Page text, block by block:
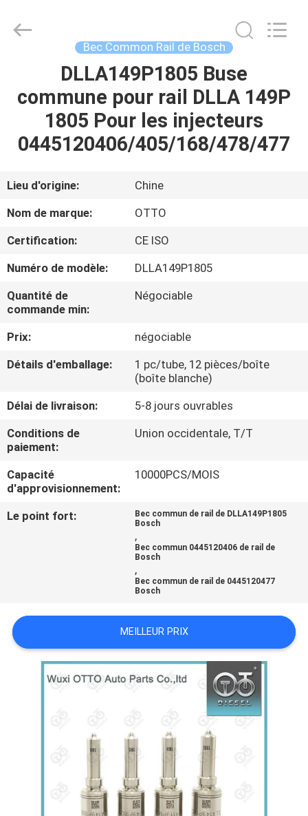
LA
MAISON
À
PROPOS
NOUS
DE
L'USINE
CONTRÔLE
QUALITÉ
CONTACTEZ-
AFFAIRES
PLAN
OTTO
AUTO
Bec Common Rail de Bosch
DLLA149P1805 Buse
commune pour rail DLLA 149P
1805 Pour les injecteurs
0445120406/405/168/478/477
Lieu d'origine:
Chine
Nom de marque:
OTTO
Certification:
CE ISO
Numéro de modèle:
DLLA149P1805
Quantité de
commande min:
Négociable
Prix:
négociable
Détails d'emballage:
1 pc/tube, 12 pièces/boîte
(boîte blanche)
Délai de livraison:
5-8 jours ouvrables
Conditions de
paiement:
Union occidentale, T/T
Capacité
d'approvisionnement:
10000PCS/MOIS
Le point fort:
Bec commun de rail de DLLA149P1805
Bosch
,
Bec commun 0445120406 de rail de
Bosch
,
Bec commun de rail de 0445120477
Bosch
MEILLEUR PRIX